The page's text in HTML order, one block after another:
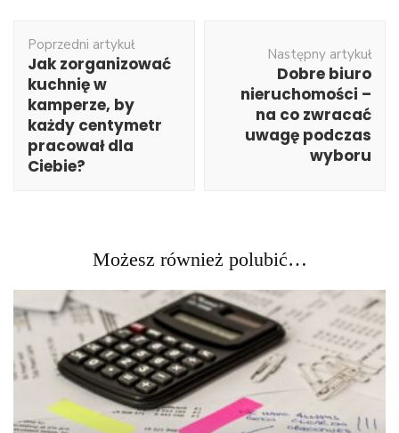
wpisu
Poprzedni artykuł
Jak zorganizować
kuchnię w
kamperze, by
każdy centymetr
pracował dla
Ciebie?
Następny artykuł
Dobre biuro
nieruchomości –
na co zwracać
uwagę podczas
wyboru
Możesz również polubić…